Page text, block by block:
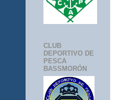
CLUB
DEPORTIVO DE
PESCA
BASSMORÓN